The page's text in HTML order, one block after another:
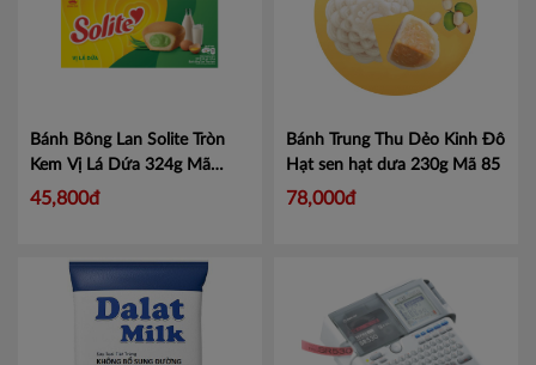
Bánh Bông Lan Solite Tròn
Kem Vị Lá Dứa 324g Mã
4320072
45,800đ
Bánh Trung Thu Dẻo Kinh Đô
Hạt sen hạt dưa 230g Mã 85
78,000đ